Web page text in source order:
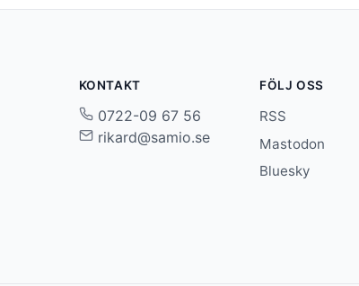
KONTAKT
0722-09 67 56
rikard@samio.se
FÖLJ OSS
RSS
Mastodon
Bluesky